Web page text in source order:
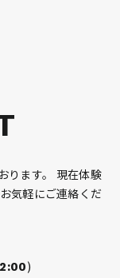
ます。
現在体験
気軽にご連絡くだ
)